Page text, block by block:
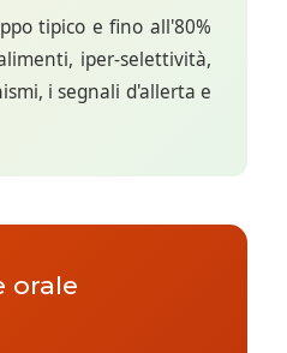
tipico e fino all'80%
iper-selettività,
i segnali d'allerta e
orale